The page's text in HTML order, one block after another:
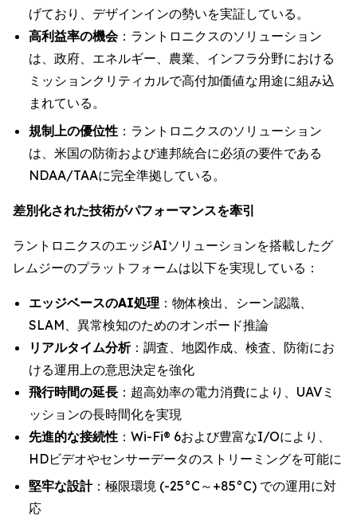
げており、デザインインの勢いを実証している。
高利益率の機会：ラントロニクスのソリューション
は、政府、エネルギー、農業、インフラ分野における
ミッションクリティカルで高付加価値な用途に組み込
まれている。
規制上の優位性 ：ラントロニクスのソリューション
は、米国の防衛および連邦統合に必須の要件である
NDAA/TAAに完全準拠している。
差別化された技術がパフォーマンスを牽引
ラントロニクスのエッジAIソリューションを搭載したグ
レムジーのプラットフォームは以下を実現している：
エッジベースのAI処理 ：物体検出、シーン認識、
SLAM、異常検知のためのオンボード推論
リアルタイム分析：調査、地図作成、検査、防衛にお
ける運用上の意思決定を強化
飛行時間の延長 ：超高効率の電力消費により、UAVミ
ッションの長時間化を実現
先進的な接続性 ：Wi-Fi® 6および豊富なI/Oにより、
HDビデオやセンサーデータのストリーミングを可能に
堅牢な設計：極限環境 (-25°C～+85°C) での運用に対
応